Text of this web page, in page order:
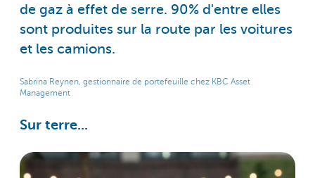
de gaz à effet de serre. 90% d'entre elles
sont produites sur la route par les voitures
et les camions.
Sabrina Reynen, gestionnaire de portefeuille chez KBC Asset
Management
Sur terre...